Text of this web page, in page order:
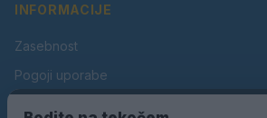
INFORMACIJE
Zasebnost
Pogoji uporabe